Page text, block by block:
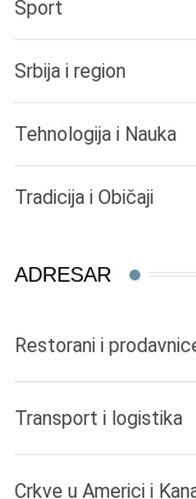
Sport
Srbija i region
Tehnologija i Nauka
Tradicija i Običaji
ADRESAR
Restorani i
Transport i logistika
Crkve u Americi i